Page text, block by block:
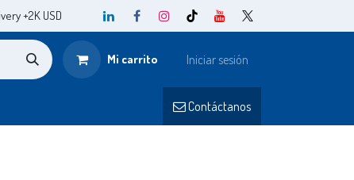
+2K USD
Mi carrito Iniciar sesión
Contáctanos​​